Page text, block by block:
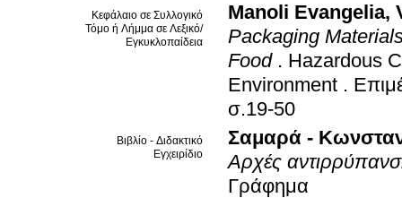
Κεφάλαιο σε Συλλογικό
Τόμο ή Λήμμα σε Λεξικό/
Εγκυκλοπαίδεια
Manoli Evangelia,
Packaging
Food . Hazardous
Environment .
σ.19-50
Βιβλίο - Διδακτικό
Εγχειρίδιο
Σαμαρά -
Αρχές
Γράφημα